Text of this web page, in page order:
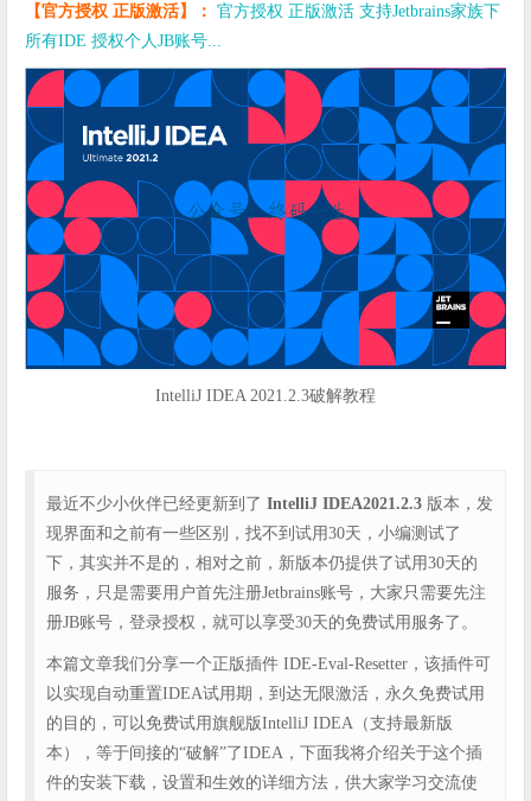
【官方授权 正版激活】： 官方授权 正版激活 支持Jetbrains家族下
所有IDE 授权个人JB账号...
IntelliJ IDEA 2021.2.3破解教程
最近不少小伙伴已经更新到了 IntelliJ IDEA2021.2.3 版本，发
现界面和之前有一些区别，找不到试用30天，小编测试了
下，其实并不是的，相对之前，新版本仍提供了试用30天的
服务，只是需要用户首先注册Jetbrains账号，大家只需要先注
册JB账号，登录授权，就可以享受30天的免费试用服务了。
本篇文章我们分享一个正版插件 IDE-Eval-Resetter，该插件可
以实现自动重置IDEA试用期，到达无限激活，永久免费试用
的目的，可以免费试用旗舰版IntelliJ IDEA（支持最新版
本），等于间接的“破解”了IDEA，下面我将介绍关于这个插
件的安装下载，设置和生效的详细方法，供大家学习交流使